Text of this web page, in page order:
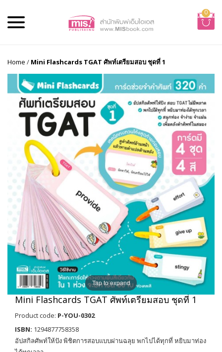
0
Home / Mini Flashcards TGAT ศัพท์เตรียมสอบ ชุดที่ 1
Tap to expand
Mini Flashcards TGAT ศัพท์เตรียมสอบ ชุดที่ 1
Product code: P-YOU-0302
ISBN: 1294877758358
อัปสกิลศัพท์ให้ปัง พิชิตการสอบแบบผ่านฉลุย พกไปได้ทุกที่ หยิบมาท่อง